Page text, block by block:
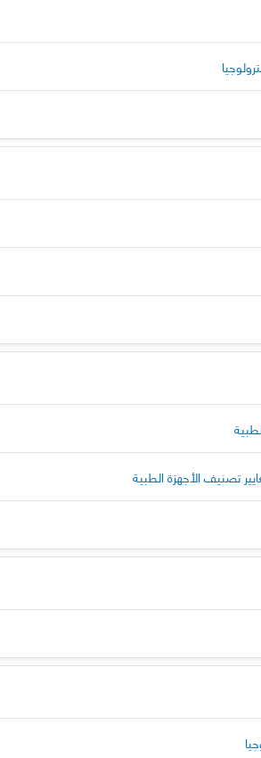
تصنيف الأجهزة الطبية